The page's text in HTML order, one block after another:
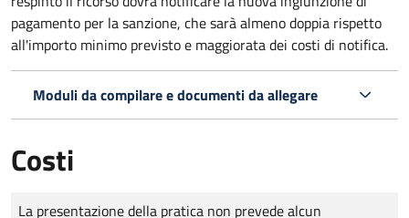
pagamento per la sanzione, che sarà almeno doppia rispetto
all'importo minimo previsto e maggiorata dei costi di notifica.
Moduli da compilare e documenti da allegare
Costi
Tipo di pagamento
Importo
La presentazione della pratica non prevede alcun